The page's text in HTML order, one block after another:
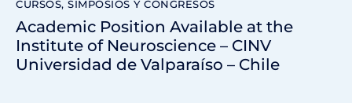
CURSOS, SIMPOSIOS Y CONGRESOS
Academic Position Available at the
Institute of Neuroscience – CINV
Universidad de Valparaíso – Chile